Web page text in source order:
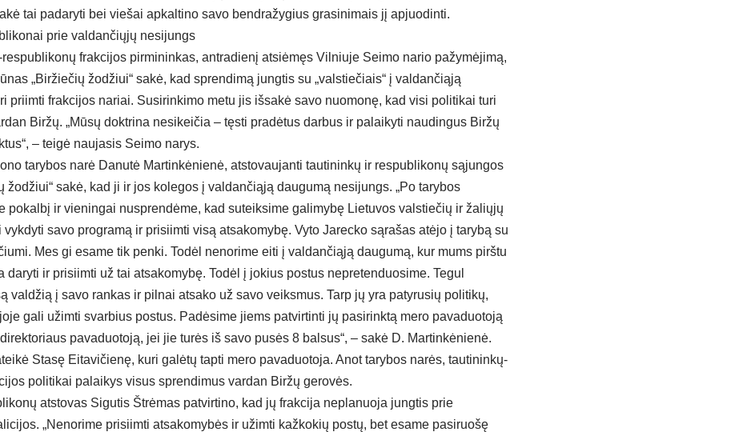
tai padaryti bei viešai apkaltino savo bendražygius grasinimais jį apjuodinti.
prie valdančiųjų nesijungs
respublikonų frakcijos pirmininkas, antradienį atsiėmęs Vilniuje Seimo nario pažymėjimą,
„Biržiečių žodžiui“ sakė, kad sprendimą jungtis su „valstiečiais“ į valdančiąją
priimti frakcijos nariai. Susirinkimo metu jis išsakė savo nuomonę, kad visi politikai turi
Biržų. „Mūsų doktrina nesikeičia – tęsti pradėtus darbus ir palaikyti naudingus Biržų
– teigė naujasis Seimo narys.
tarybos narė Danutė Martinkėnienė, atstovaujanti tautininkų ir respublikonų sąjungos
žodžiui“ sakė, kad ji ir jos kolegos į valdančiąją daugumą nesijungs. „Po tarybos
pokalbį ir vieningai nusprendėme, kad suteiksime galimybę Lietuvos valstiečių ir žaliųjų
savo programą ir prisiimti visą atsakomybę. Vyto Jarecko sąrašas atėjo į tarybą su
Mes gi esame tik penki. Todėl nenorime eiti į valdančiąją daugumą, kur mums pirštu
daryti ir prisiimti už tai atsakomybę. Todėl į jokius postus nepretenduosime. Tegul
valdžią į savo rankas ir pilnai atsako už savo veiksmus. Tarp jų yra patyrusių politikų,
gali užimti svarbius postus. Padėsime jiems patvirtinti jų pasirinktą mero pavaduotoją
pavaduotoją, jei jie turės iš savo pusės 8 balsus“, – sakė D. Martinkėnienė.
Stasę Eitavičienę, kuri galėtų tapti mero pavaduotoja. Anot tarybos narės, tautininkų-
politikai palaikys visus sprendimus vardan Biržų gerovės.
atstovas Sigutis Štrėmas patvirtino, kad jų frakcija neplanuoja jungtis prie
„Nenorime prisiimti atsakomybės ir užimti kažkokių postų, bet esame pasiruošę